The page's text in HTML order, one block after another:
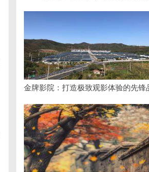
金牌影院：打造极致观影体验的先锋